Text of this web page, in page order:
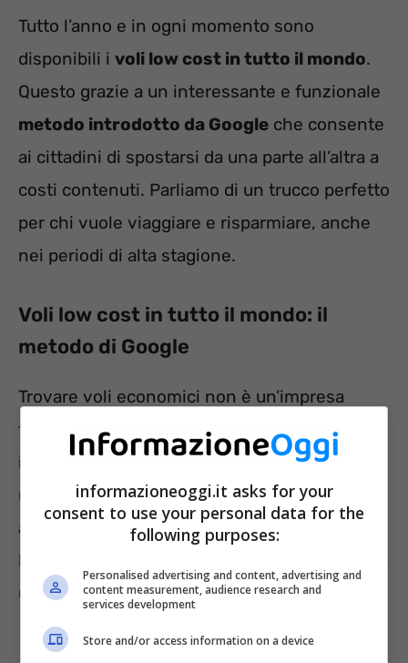
Tutto l’anno e in ogni momento sono
disponibili i voli low cost in tutto il mondo.
Questo grazie a un interessante e funzionale
metodo introdotto da Google che consente
ai cittadini di spostarsi da una parte all’altra a
costi contenuti. Parliamo di un trucco perfetto
per chi vuole viaggiare e risparmiare, anche
nei periodi di alta stagione.
Voli low cost in tutto il mondo: il
metodo di Google
Trovare voli economici non è un’impresa
facile, soprattutto dopo il periodo Covid in cui
i prezzi sono aumentati. Tuttavia, per
risparmiare è possibile affidarsi
all’
aggiornamento di Google Travel
ha introdotto una funzione perfetta per chi ha
un budget ridotto.
informazioneoggi.it asks for your
consent to use your personal data for the
following purposes:
Personalised advertising and content, advertising and
content measurement, audience research and
services development
Store and/or access information on a device